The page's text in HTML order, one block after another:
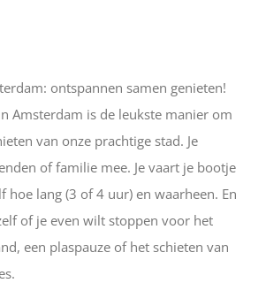
ontspannen samen genieten!
Amsterdam is de leukste manier om
van onze prachtige stad. Je
of familie mee. Je vaart je bootje
hoe lang (3 of 4 uur) en waarheen. En
of je even wilt stoppen voor het
een plaspauze of het schieten van